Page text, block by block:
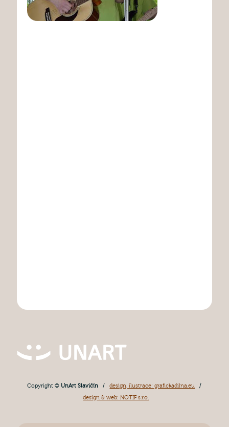
Copyright ©UnArt Slavičín /design, ilustrace: grafickadilna.eu /
design & web: NOTIF s.r.o.